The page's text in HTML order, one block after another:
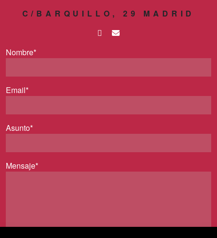
C/BARQUILLO, 29 MADRID
Nombre*
Email*
Asunto*
Mensaje*